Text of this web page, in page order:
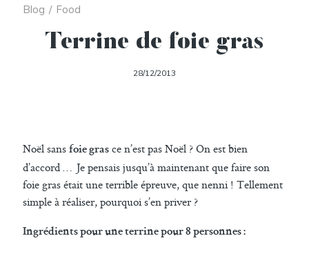
Blog / Food
Terrine de foie gras
28/12/2013
Noël sans foie gras ce n’est pas Noël ? On est bien
d’accord … Je pensais jusqu’à maintenant que faire son
foie gras était une terrible épreuve, que nenni ! Tellement
simple à réaliser, pourquoi s’en priver ?
Ingrédients pour une terrine pour 8 personnes :